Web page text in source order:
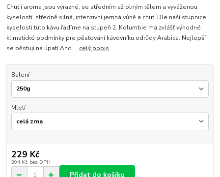
Chuť i aroma jsou výrazné, se středním až plným tělem a vyváženou
kyselostí, středně silná, intenzivní jemná vůně a chuť. Dle naší stupnice
kyselosti tuto kávu řadíme na stupeň 2. Kolumbie má zvlášť výhodné
klimatické podmínky pro pěstování kávovníku odrůdy Arabica. Nejlepší
se pěstují na úpatí And ... celý popis
Balení
Mletí
229 Kč
204 Kč bez DPH
Přidat do košíku